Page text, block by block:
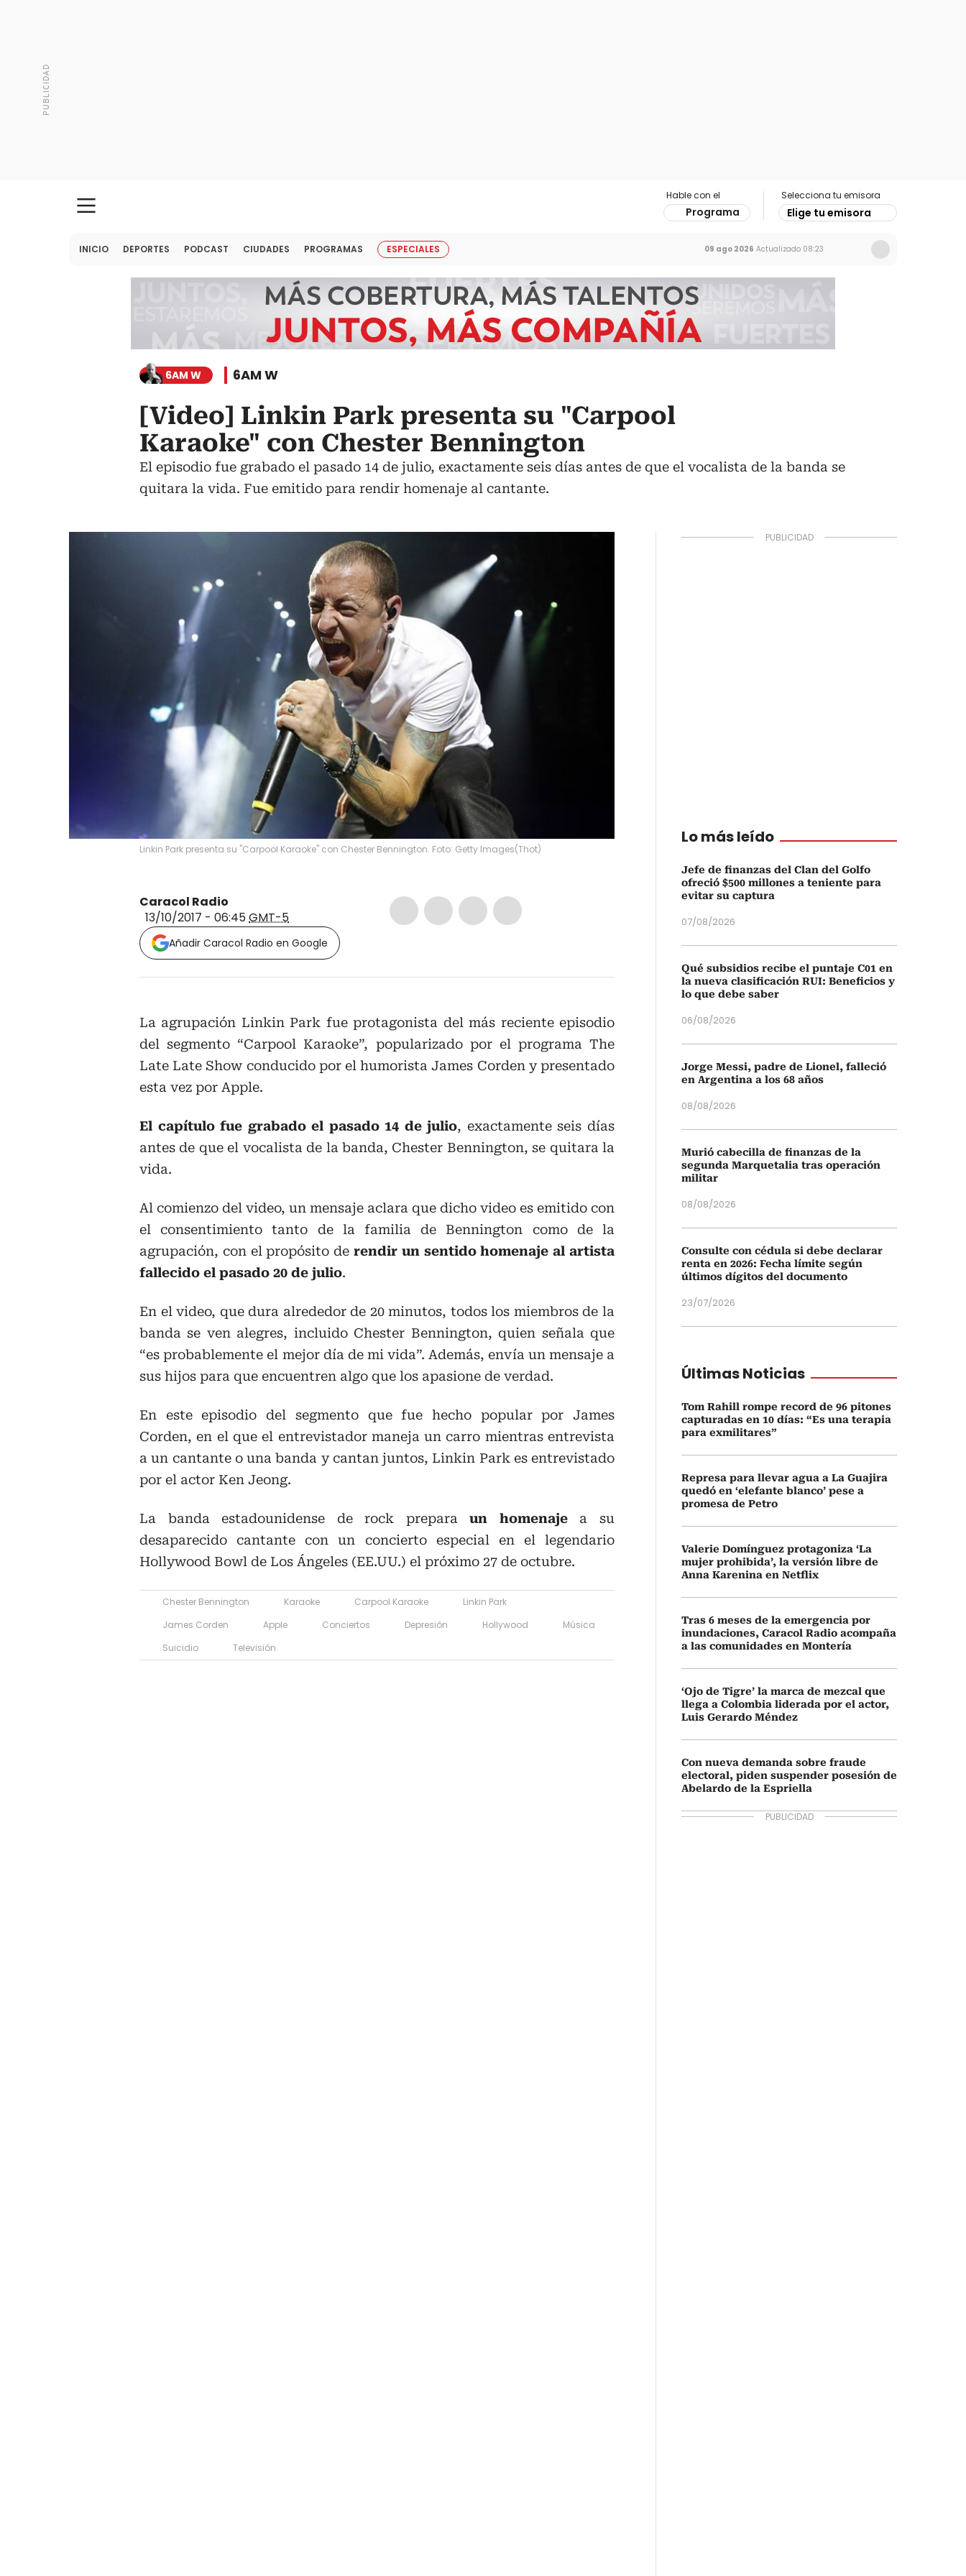
Hable con el
Programa
Selecciona tu emisora
Elige tu emisora
INICIO DEPORTES PODCAST CIUDADES PROGRAMAS ESPECIALES 09 ago 2026 Actualizado 08:23
6AM W 6AM W
[Video] Linkin Park presenta su "Carpool
Karaoke" con Chester Bennington
El episodio fue grabado el pasado 14 de julio, exactamente seis días antes de que el vocalista de la banda se
quitara la vida. Fue emitido para rendir homenaje al cantante.
Linkin Park presenta su "Carpool Karaoke" con Chester Bennington. Foto: Getty Images(Thot)
Caracol Radio
13/10/2017 - 06:45GMT-5
Añadir Caracol Radio en Google
La agrupación Linkin Park fue protagonista del más reciente episodio
del segmento “Carpool Karaoke”, popularizado por el programa The
Late Late Show conducido por el humorista James Corden y presentado
esta vez por Apple.
El capítulo fue grabado el pasado 14 de julio, exactamente seis días
antes de que el vocalista de la banda, Chester Bennington, se quitara la
vida.
Al comienzo del video, un mensaje aclara que dicho video es emitido con
el consentimiento tanto de la familia de Bennington como de la
agrupación, con el propósito de rendir un sentido homenaje al artista
fallecido el pasado 20 de julio.
En el video, que dura alrededor de 20 minutos, todos los miembros de la
banda se ven alegres, incluido Chester Bennington, quien señala que
“es probablemente el mejor día de mi vida”. Además, envía un mensaje a
sus hijos para que encuentren algo que los apasione de verdad.
En este episodio del segmento que fue hecho popular por James
Corden, en el que el entrevistador maneja un carro mientras entrevista
a un cantante o una banda y cantan juntos, Linkin Park es entrevistado
por el actor Ken Jeong.
La banda estadounidense de rock preparaun homenaje a su
desaparecido cantante con un concierto especial en el legendario
Hollywood Bowl de Los Ángeles (EE.UU.) el próximo 27 de octubre.
Chester Bennington Karaoke Carpool Karaoke
Linkin Park
James Corden
Apple Conciertos Depresión Hollywood
Música
Suicidio
Televisión
Lo más leído
Jefe de finanzas del Clan del Golfo
ofreció $500 millones a teniente para
evitar su captura
07/08/2026
Qué subsidios recibe el puntaje C01 en
la nueva clasificación RUI: Beneficios y
lo que debe saber
06/08/2026
Jorge Messi, padre de Lionel, falleció
en Argentina a los 68 años
08/08/2026
Murió cabecilla de finanzas de la
segunda Marquetalia tras operación
militar
08/08/2026
Consulte con cédula si debe declarar
renta en 2026: Fecha límite según
últimos dígitos del documento
23/07/2026
Últimas Noticias
Tom Rahill rompe record de 96 pitones
capturadas en 10 días: “Es una terapia
para exmilitares”
Represa para llevar agua a La Guajira
quedó en ‘elefante blanco’ pese a
promesa de Petro
Valerie Domínguez protagoniza ‘La
mujer prohibida’, la versión libre de
Anna Karenina en Netflix
Tras 6 meses de la emergencia por
inundaciones, Caracol Radio acompaña
a las comunidades en Montería
‘Ojo de Tigre’ la marca de mezcal que
llega a Colombia liderada por el actor,
Luis Gerardo Méndez
Con nueva demanda sobre fraude
electoral, piden suspender posesión de
Abelardo de la Espriella